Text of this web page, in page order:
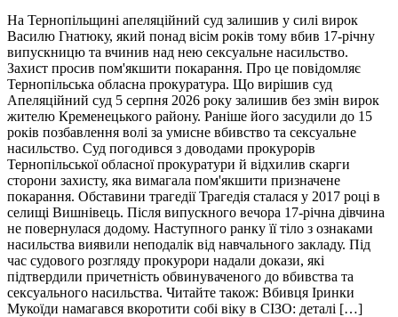
На Тернопільщині апеляційний суд залишив у силі вирок
Василю Гнатюку, який понад вісім років тому вбив 17-річну
випускницю та вчинив над нею сексуальне насильство.
Захист просив пом'якшити покарання. Про це повідомляє
Тернопільська обласна прокуратура. Що вирішив суд
Апеляційний суд 5 серпня 2026 року залишив без змін вирок
жителю Кременецького району. Раніше його засудили до 15
років позбавлення волі за умисне вбивство та сексуальне
насильство. Суд погодився з доводами прокурорів
Тернопільської обласної прокуратури й відхилив скарги
сторони захисту, яка вимагала пом'якшити призначене
покарання. Обставини трагедії Трагедія сталася у 2017 році в
селищі Вишнівець. Після випускного вечора 17-річна дівчина
не повернулася додому. Наступного ранку її тіло з ознаками
насильства виявили неподалік від навчального закладу. Під
час судового розгляду прокурори надали докази, які
підтвердили причетність обвинуваченого до вбивства та
сексуального насильства. Читайте також: Вбивця Іринки
Мукоїди намагався вкоротити собі віку в СІЗО: деталі […]